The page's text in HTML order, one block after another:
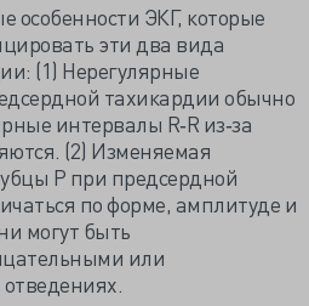
особенности ЭКГ, которые
эти два вида
(1) Нерегулярные
тахикардии обычно
интервалы R‐R из‐за
(2) Изменяемая
Р при предсердной
по форме, амплитуде и
могут быть
или